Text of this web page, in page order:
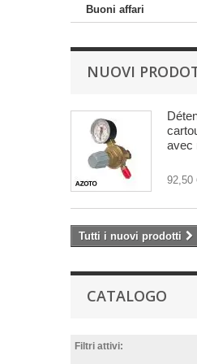
Buoni affari
NUOVI
avec
92,50
Tutti i nuovi prodotti
CATALOGO
Filtri attivi: